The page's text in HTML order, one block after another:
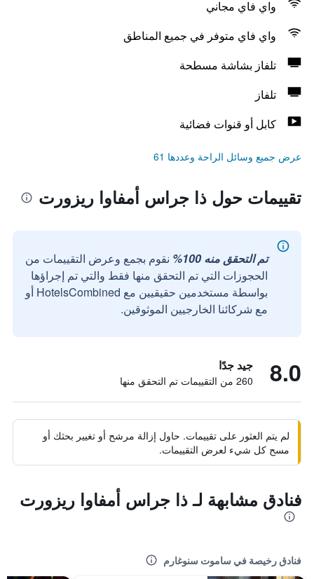
واي فاي مجاني
واي فاي متوفر في جميع المناطق
تلفاز بشاشة مسطحة
تلفاز
كابل أو قنوات فضائية
عرض جميع وسائل الراحة وعددها 61
تقييمات حول ذا جراس أمفاوا ريزورت
تم التحقق منه 100%
نقوم بجمع وعرض التقييمات من
الحجوزات التي تم التحقق منها فقط والتي تم إجراؤها
بواسطة مستخدمين حقيقيين مع HotelsCombined أو
مع شركائنا الخارجيين الموثوقين.
8.0 جيد جدًا
260 من التقييمات تم التحقق منها
لم يتم العثور على تقييمات. حاول إزالة مرشح أو تغيير بحثك أو
مسح كل شيء لعرض التقييمات.
فنادق مشابهة لـ ذا جراس أمفاوا ريزورت
فنادق رخيصة في ساموت سنوغارم